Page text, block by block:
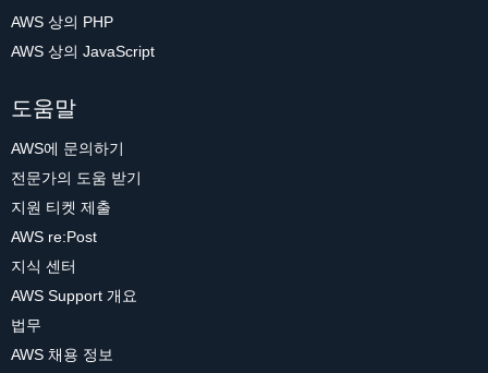
AWS 상의 PHP
AWS 상의 JavaScript
도움말
AWS에 문의하기
전문가의 도움 받기
지원 티켓 제출
AWS re:Post
지식 센터
AWS Support 개요
법무
AWS 채용 정보